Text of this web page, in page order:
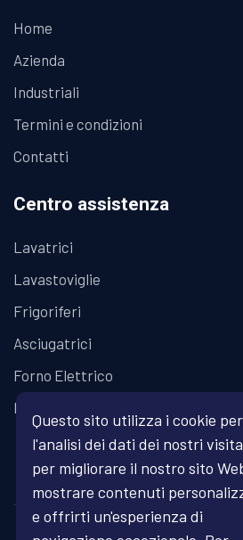
Questo sito utilizza i cookie per
l'analisi dei dati dei nostri
per migliorare il nostro sito
mostrare contenuti
e offrirti un'esperienza di
Home
Azienda
Industriali
Termini e condizioni
Contatti
Centro assistenza
Lavatrici
Lavastoviglie
Frigoriferi
Asciugatrici
Forno Elettrico
Piano Cottura